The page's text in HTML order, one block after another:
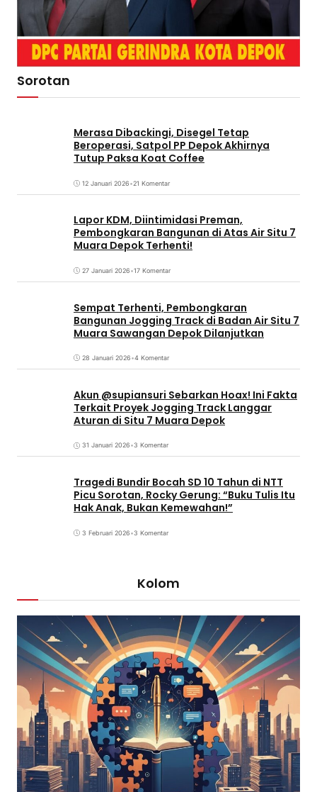
Sorotan
Merasa Dibackingi, Disegel Tetap
Beroperasi, Satpol PP Depok Akhirnya
Tutup Paksa Koat Coffee
12 Januari 2026•21 Komentar
Lapor KDM, Diintimidasi Preman,
Pembongkaran Bangunan di Atas Air Situ 7
Muara Depok Terhenti!
27 Januari 2026•17 Komentar
Sempat Terhenti, Pembongkaran
Bangunan Jogging Track di Badan Air Situ 7
Muara Sawangan Depok Dilanjutkan
28 Januari 2026•4 Komentar
Akun @supiansuri Sebarkan Hoax! Ini Fakta
Terkait Proyek Jogging Track Langgar
Aturan di Situ 7 Muara Depok
31 Januari 2026•3 Komentar
Tragedi Bundir Bocah SD 10 Tahun di NTT
Picu Sorotan, Rocky Gerung: “Buku Tulis Itu
Hak Anak, Bukan Kemewahan!”
3 Februari 2026•3 Komentar
Kolom